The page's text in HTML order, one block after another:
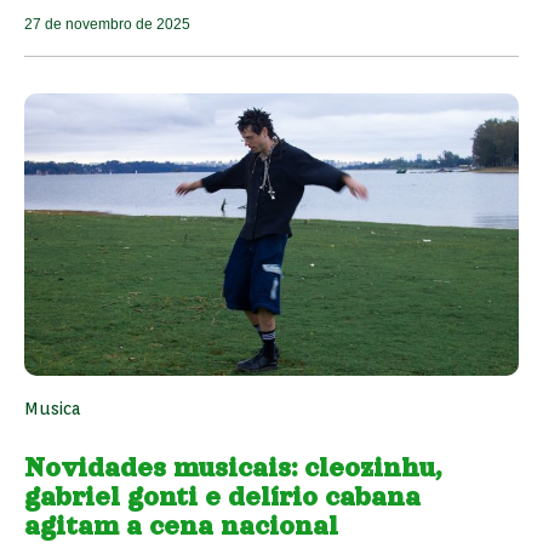
27 de novembro de 2025
Musica
Novidades musicais: cleozinhu,
gabriel gonti e delírio cabana
agitam a cena nacional